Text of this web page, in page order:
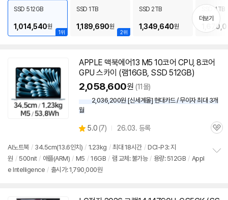
치
기
1위
SSD 512GB
1,014,540원
2위
SSD 1TB
1,189,690원
SSD 2TB
1,349,640원
SSD 4TB
더보기
APPLE 맥북에어13 M5 10코어 CPU, 8코어
GPU 스카이 (램16GB, SSD 512GB)
2,058,600원 (11몰)
2,036,200원 [신세계몰] 현대카드 / 무이자 최대 3개
월
별
점
5.0 (상
리
뷰
7) 26.03. 등록
관
AI노트북 / 34.5cm(13.6인치) / 1.23kg / 최대 18시간 / DCI-P3: 지
원 / 500nit / 애플(ARM) / M5 / 16GB / 램 교체: 불가능 / 용량: 512GB / Appl
e Intelligence / 출시가: 1,790,000원
기